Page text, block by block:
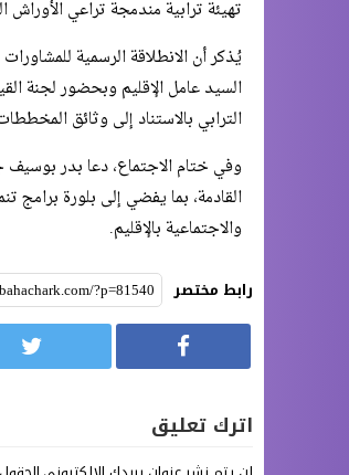
تهيئة ترابية مندمجة تراعي الأوراش
السيد عامل الإقليم وبحضور لجنة
الترابي بالاستناد إلى وثائق
وفي ختام الاجتماع، دعا بدر بوسيف
القادمة، بما يفضي إلى بلورة برامج
والاجتماعية بالإقليم.
رابط مختصر
اترك تعليق